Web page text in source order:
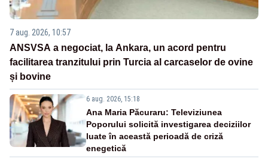
7 aug. 2026, 10:57
ANSVSA a negociat, la Ankara, un acord pentru
facilitarea tranzitului prin Turcia al carcaselor de ovine
și bovine
6 aug. 2026, 15:18
Ana Maria Păcuraru: Televiziunea
Poporului solicită investigarea deciziilor
luate în această perioadă de criză
enegetică